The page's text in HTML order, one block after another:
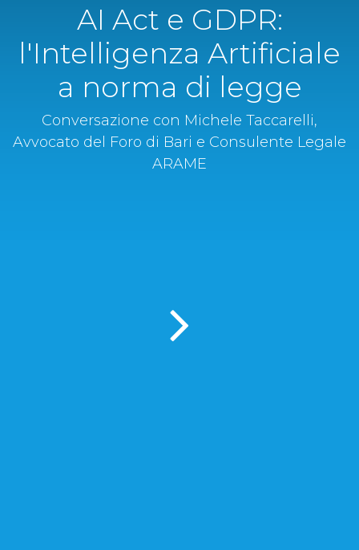
AI Act e GDPR:
l'Intelligenza Artificiale
a norma di legge
Conversazione con Michele Taccarelli,
Avvocato del Foro di Bari e Consulente Legale
ARAME